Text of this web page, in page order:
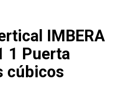
IMBERA
1 Puerta
cúbicos